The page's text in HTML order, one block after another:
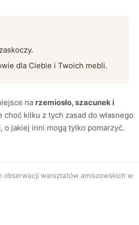
dla Ciebie i Twoich mebli.
na rzemiosło, szacunek i
kilku z tych zasad do własnego
o jakiej inni mogą tylko pomarzyć.
obserwacji warsztatów amiszowskich w